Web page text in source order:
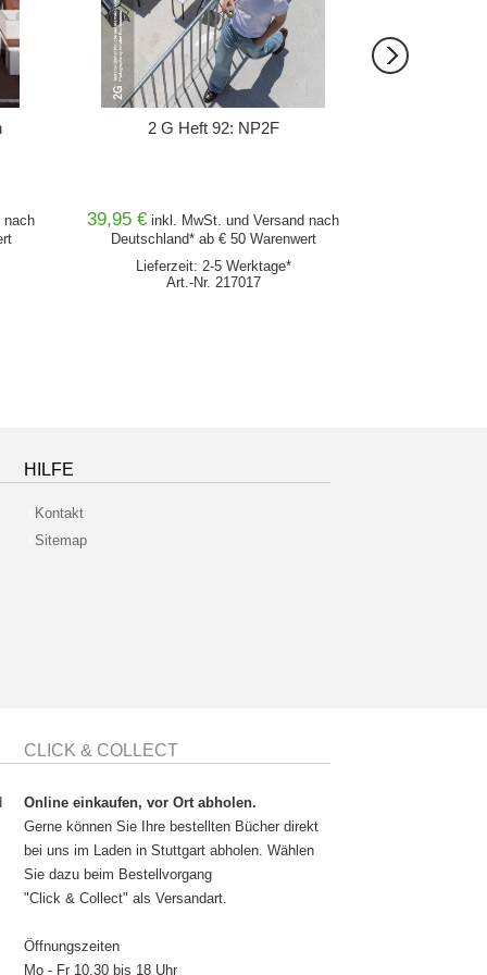
nach
2 G Heft 92: NP2F
39,95 € inkl. MwSt. und Versand nach
Deutschland* ab € 50 Warenwert
Lieferzeit: 2-5 Werktage*
Art.-Nr. 217017
HILFE
Kontakt
Sitemap
CLICK & COLLECT
Online einkaufen, vor Ort abholen.
Gerne können Sie Ihre bestellten Bücher direkt
bei uns im Laden in Stuttgart abholen. Wählen
Sie dazu beim Bestellvorgang
"Click & Collect" als Versandart.
Öffnungszeiten
Mo - Fr 10.30 bis 18 Uhr